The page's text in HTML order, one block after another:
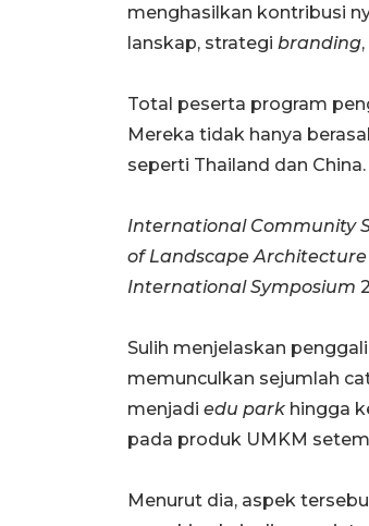
menghasilkan kontribusi
lanskap, strategi branding
Total peserta program
Mereka tidak hanya
seperti Thailand dan China.
International Community
of Landscape Architecture
International Symposium
Sulih menjelaskan
memunculkan sejumlah
menjadi edu park hingga
pada produk UMKM
Menurut dia, aspek